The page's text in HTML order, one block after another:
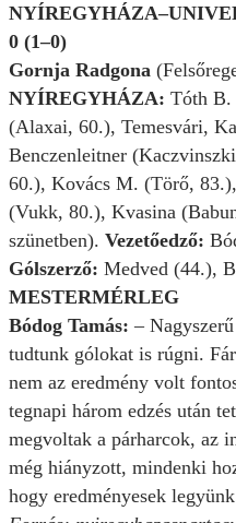
0 (1–0)
Gornja Radgona
NYÍREGYHÁZA: Tóth
(Alaxai, 60.), Temesvári,
Benczenleitner
60.), Kovács M. (Törő,
(Vukk, 80.), Kvasina
szünetben). Vezetőedző:
Gólszerző: Medved (44.),
MESTERMÉRLEG
Bódog Tamás:–
tudtunk gólokat is rúgni.
nem az eredmény volt
tegnapi három edzés után
megvoltak a párharcok, az
még hiányzott, mindenki
hogy eredményesek